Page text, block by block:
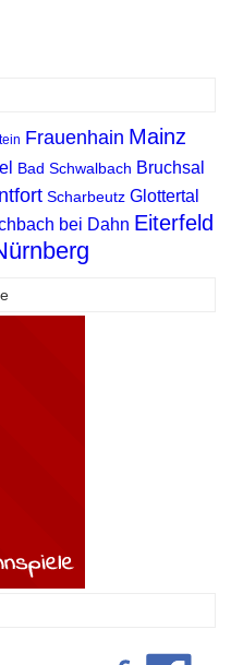
Frauenhain Mainz
Bad Schwalbach Bruchsal
Scharbeutz Glottertal
bei Dahn Eiterfeld